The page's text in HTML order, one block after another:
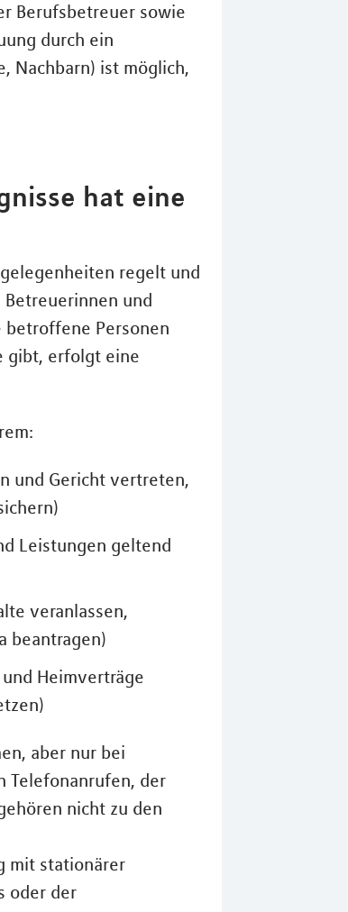
Berufsbetreuer sowie
durch ein
Nachbarn) ist möglich,
hat eine
regelt und
und
betroffene Personen
gibt, erfolgt eine
und Gericht vertreten,
Leistungen geltend
veranlassen,
beantragen)
Heimverträge
aber nur bei
Telefonanrufen, der
nicht zu den
mit stationärer
oder der